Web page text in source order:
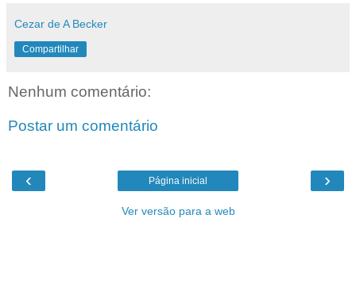
Cezar de A Becker
Compartilhar
Nenhum comentário:
Postar um comentário
‹ ›
Página inicial
Ver versão para a web